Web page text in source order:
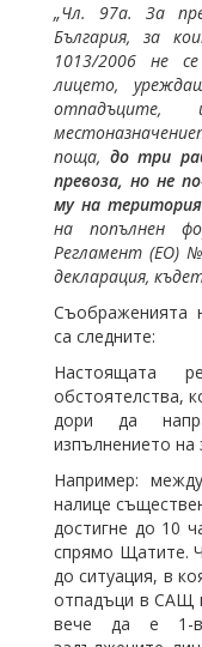
„Чл. 97а. За
България, за
1013/2006 не
лицето,
поща, до три
превоза, но не
му на
на попълнен
Регламент (ЕО)
декларация,
Съображенията
са следните:
Настоящата
обстоятелства,
дори да
изпълнението на
Например:
налице
достигне до 10
спрямо Щатите.
до ситуация, в
отпадъци в САЩ
вече да е 1-